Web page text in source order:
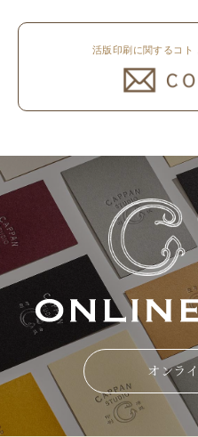
活版印刷に関するコト
オンラ